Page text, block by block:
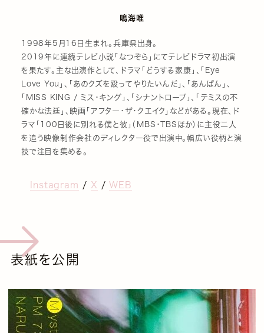
鳴海唯
1998年5月16日生まれ。兵庫県出身。
2019年に連続テレビ小説「なつぞら」にてテレビドラマ初出演
を果たす。主な出演作として、ドラマ「どうする家康」、「Eye
Love You」、「あのクズを殴ってやりたいんだ」、「あんぱん」、
「MISS KING / ミス・キング」、「シナントロープ」、「テミスの不
確かな法廷」、映画「アフター・ザ・クエイク」などがある。現在、ド
ラマ「100日後に別れる僕と彼」（MBS・TBSほか）に主役二人
を追う映像制作会社のディレクター役で出演中。幅広い役柄と演
技で注目を集める。
Instagram / X / WEB
表紙を公開